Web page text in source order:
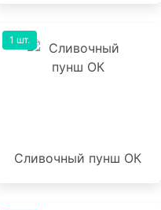
Сливочный пунш ОК
1 шт.